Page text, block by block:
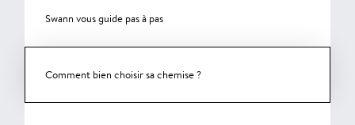
Swann vous guide pas à pas
Comment bien choisir sa chemise ?